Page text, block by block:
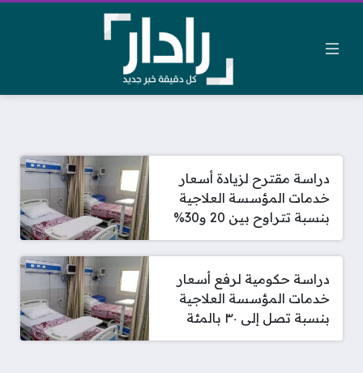
دراسة مقترح لزيادة أسعار
خدمات المؤسسة العلاجية
بنسبة تتراوح بين 20 و30%
دراسة حكومية لرفع أسعار
خدمات المؤسسة العلاجية
بنسبة تصل إلى ٣٠ بالمئة